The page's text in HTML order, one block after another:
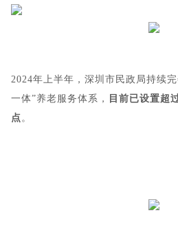
2024年上半年，深圳市民政局持续
一体”养老服务体系，
目前已设置超
点。